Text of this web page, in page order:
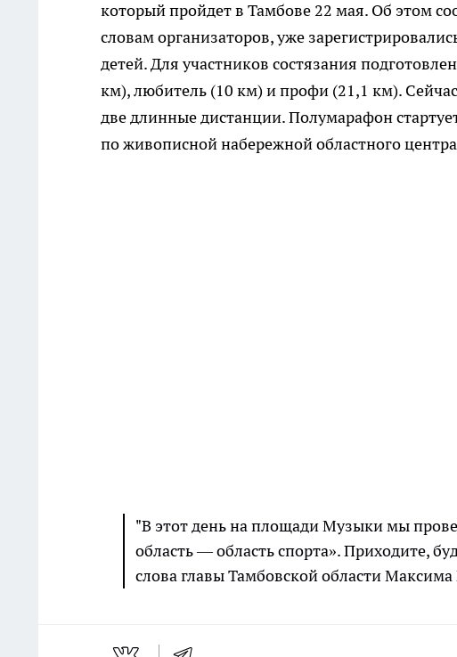
который пройдет в Тамбове 22 мая. Об этом
словам организаторов, уже
детей. Для участников состязания
км), любитель (10 км) и профи (21,1 км).
две длинные дистанции. Полумарафон
по живописной набережной областного
"В этот день на площади Музыки мы
область — область спорта». Приходите,
слова главы Тамбовской области Максима